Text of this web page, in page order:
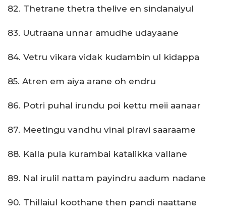
82. Thetrane thetra thelive en sindanaiyul
83. Uutraana unnar amudhe udayaane
84. Vetru vikara vidak kudambin ul kidappa
85. Atren em aiya arane oh endru
86. Potri puhal irundu poi kettu meii aanaar
87. Meetingu vandhu vinai piravi saaraame
88. Kalla pula kurambai katalikka vallane
89. Nal irulil nattam payindru aadum nadane
90. Thillaiul koothane then pandi naattane